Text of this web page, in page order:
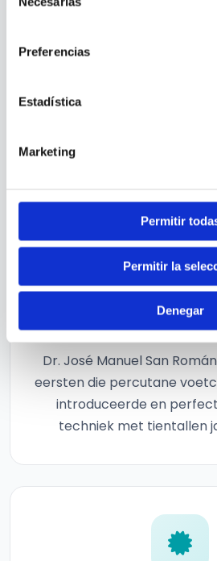
Preferencias
Estadística
Marketing
Permitir
Permitir la
Denegar
Wij zijn opgericht in 1979
langst bestaande
Pioniers in
Dr. José Manuel San
eersten die percutane
introduceerde en
techniek met tientallen